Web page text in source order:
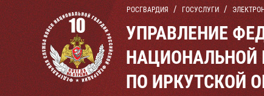
РОСГВАРДИЯ ГОСУСЛУГИ
УПРАВЛЕНИЕ
НАЦИОНАЛЬНОЙ
ПО ИРКУТСКОЙ